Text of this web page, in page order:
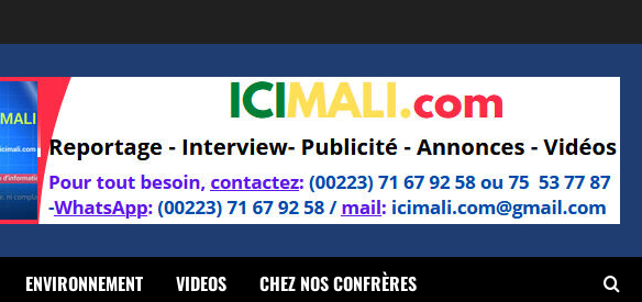
ENVIRONNEMENT VIDEOS CHEZ NOS CONFRÈRES